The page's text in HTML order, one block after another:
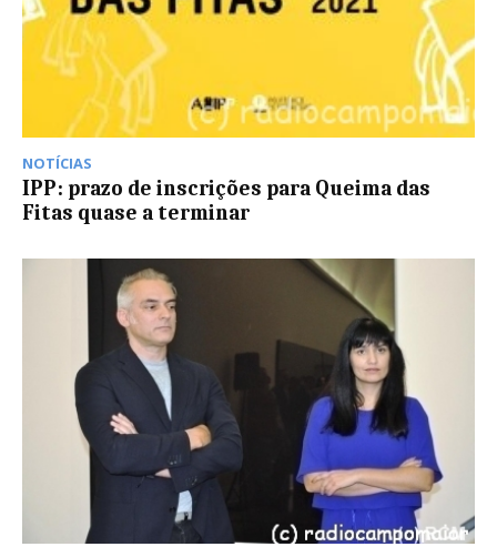
NOTÍCIAS
IPP: prazo de inscrições para Queima das
Fitas quase a terminar